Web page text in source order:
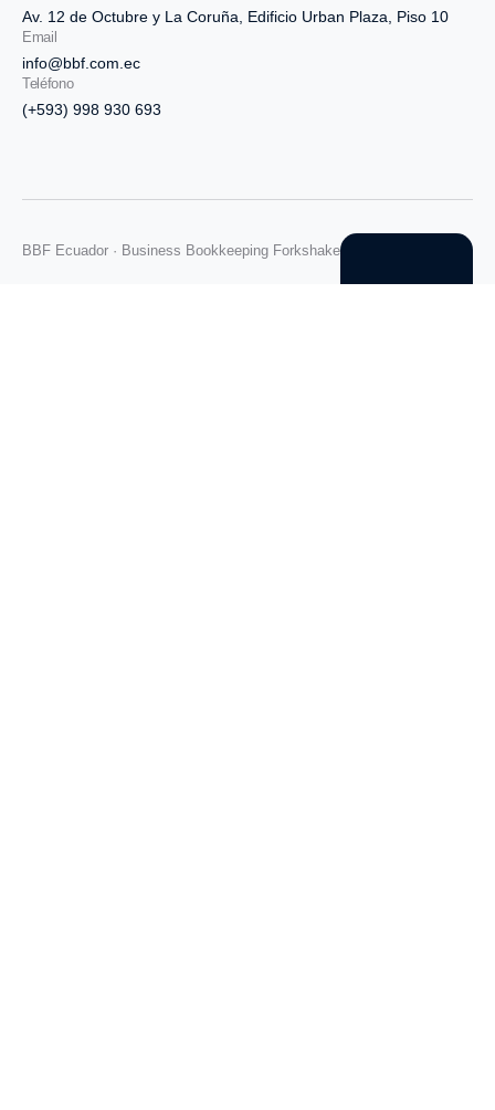
Av. 12 de Octubre y La Coruña, Edificio Urban Plaza, Piso 10
Email
info@bbf.com.ec
Teléfono
(+593) 998 930 693
BBF Ecuador · Business Bookkeeping Forkshake